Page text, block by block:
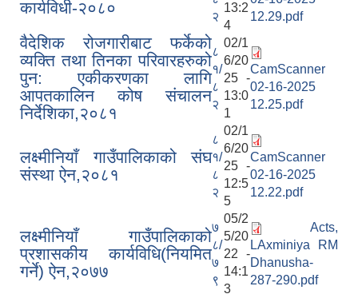
कार्यविधी-२०८०
२
13:2
4
12.29.pdf
वैदेशिक रोजगारीबाट फर्केको
व्यक्ति तथा तिनका परिवारहरुको
पुन: एकीकरणका लागि
आपतकालिन कोष संचालन
निर्देशिका,२०८१
८
१/
८
२
02/1
6/20
25 -
13:0
1
CamScanner
02-16-2025
12.25.pdf
लक्ष्मीनियाँ गाउँपालिकाको संघ
संस्था ऐन,२०८१
८
१/
८
२
02/1
6/20
25 -
12:5
5
CamScanner
02-16-2025
12.22.pdf
लक्ष्मीनियाँ गाउँपालिकाको
प्रशासकीय कार्यविधि(नियमित
गर्ने) ऐन,२०७७
७
८/
७
९
05/2
5/20
22 -
14:1
3
Acts,
LAxminiya RM
Dhanusha-
287-290.pdf